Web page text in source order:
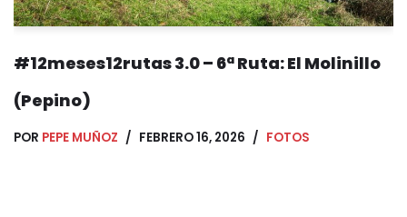
#12meses12rutas 3.0 – 6ª Ruta: El Molinillo
(Pepino)
POR PEPE MUÑOZ FEBRERO 16, 2026 FOTOS